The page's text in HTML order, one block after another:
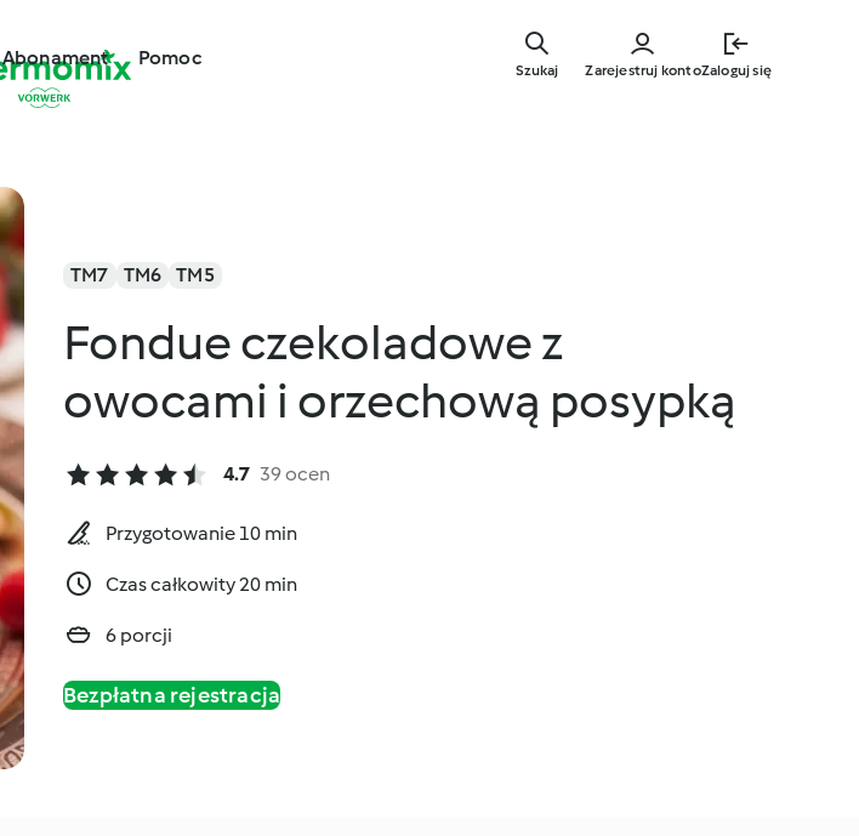
głównej
Abonament Pomoc
Zarejestruj kontoZaloguj się
Szukaj
TM7 TM6 TM5
Fondue czekoladowe z
owocami i orzechową posypką
4.7 39 ocen
Przygotowanie 10 min
Czas całkowity 20 min
6 porcji
Bezpłatna rejestracja